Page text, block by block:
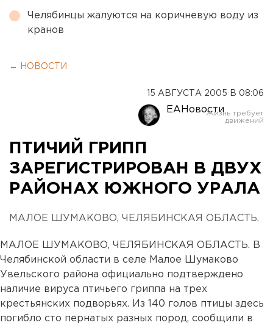
Челябинцы жалуются на коричневую воду из
кранов
← НОВОСТИ
15 АВГУСТА 2005 В 08:06
ЕАНовости
ПТИЧИЙ ГРИПП
ЗАРЕГИСТРИРОВАН В ДВУХ
РАЙОНАХ ЮЖНОГО УРАЛА
МАЛОЕ ШУМАКОВО, ЧЕЛЯБИНСКАЯ ОБЛАСТЬ.
МАЛОЕ ШУМАКОВО, ЧЕЛЯБИНСКАЯ ОБЛАСТЬ. В
Челябинской области в селе Малое Шумаково
Увельского района официально подтверждено
наличие вируса птичьего гриппа на трех
крестьянских подворьях. Из 140 голов птицы здесь
погибло сто пернатых разных пород, сообщили в